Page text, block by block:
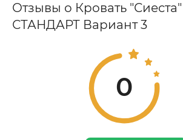
Отзывы о Кровать "Сиеста"
СТАНДАРТ Вариант 3
0